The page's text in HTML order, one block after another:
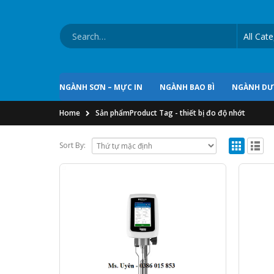
NGÀNH SƠN – MỰC IN NGÀNH BAO BÌ NGÀNH
Home Sản phẩmProduct Tag -thiết bị đo độ nhớt
Sort By: